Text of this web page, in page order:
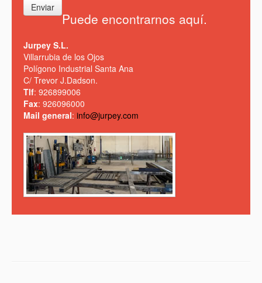
Enviar
Puede encontrarnos aquí.
Jurpey S.L.
Villarrubia de los Ojos
Polígono Industrial Santa Ana
C/ Trevor J.Dadson.
Tlf: 926899006
Fax: 926096000
Mail general: info@jurpey.com